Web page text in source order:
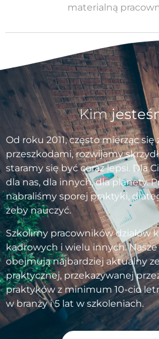
materialną
Kim
Od roku 2011, często mierząc się
przeszkodami, rozwijamy
staramy się być coraz lepsi. Dla
dla nas, dla innych, dla planety.
nabraliśmy sporej praktyki,
żeby nauczyć.
Szkolimy pracowników działów
kadrowych i wielu innych.
obejmują najbardziej aktualny
praktycznej, przekazywanej
praktyków z minimum 10-cio
w branży i 5 lat w szkoleniach.